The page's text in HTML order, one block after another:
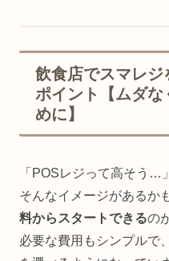
飲食店でスマレジ
ポイント【ムダな
めに】
「POSレジって高そう…
そんなイメージがあるか
料からスタートできるの
必要な費用もシンプルで